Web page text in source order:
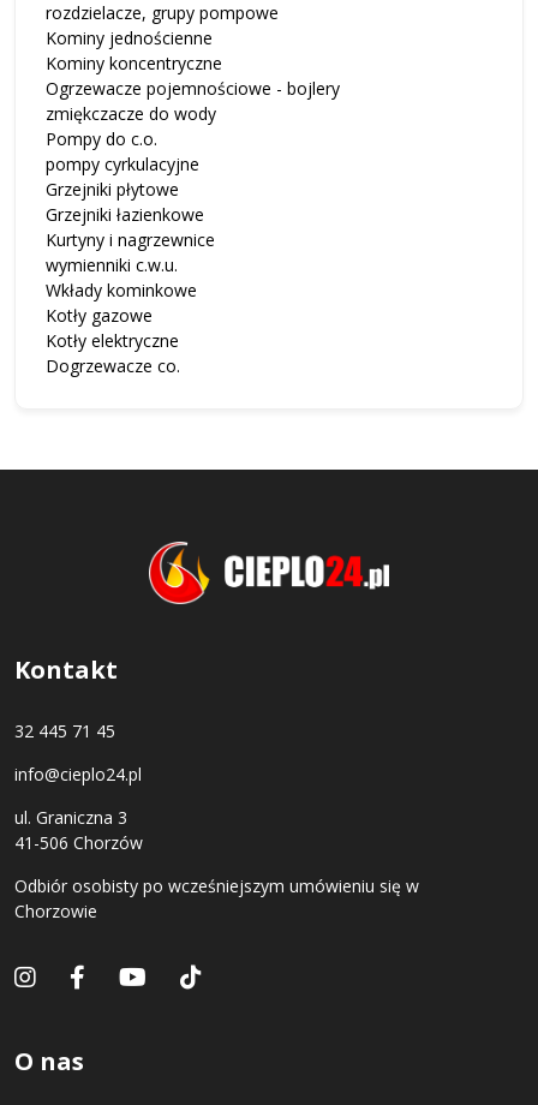
rozdzielacze, grupy pompowe
Kominy jednościenne
Kominy koncentryczne
Ogrzewacze pojemnościowe - bojlery
zmiękczacze do wody
Pompy do c.o.
pompy cyrkulacyjne
Grzejniki płytowe
Grzejniki łazienkowe
Kurtyny i nagrzewnice
wymienniki c.w.u.
Wkłady kominkowe
Kotły gazowe
Kotły elektryczne
Dogrzewacze co.
Kontakt
32 445 71 45
info@cieplo24.pl
ul. Graniczna 3
41-506 Chorzów
Odbiór osobisty po wcześniejszym umówieniu się w
Chorzowie
O nas